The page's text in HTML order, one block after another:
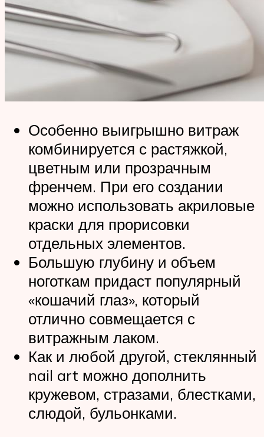
Особенно выигрышно витраж
комбинируется с растяжкой,
цветным или прозрачным
френчем. При его создании
можно использовать акриловые
краски для прорисовки
отдельных элементов.
Большую глубину и объем
ноготкам придаст популярный
«кошачий глаз», который
отлично совмещается с
витражным лаком.
Как и любой другой, стеклянный
nail art можно дополнить
кружевом, стразами, блестками,
слюдой, бульонками.